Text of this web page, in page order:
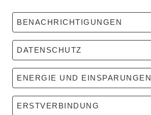
BENACHRICHTIGUNGEN
DATENSCHUTZ
ENERGIE UND EINSPARUNGEN
ERSTVERBINDUNG